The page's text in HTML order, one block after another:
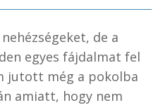
de a
egyes fájdalmat fel
jutott még a pokolba
amiatt, hogy nem